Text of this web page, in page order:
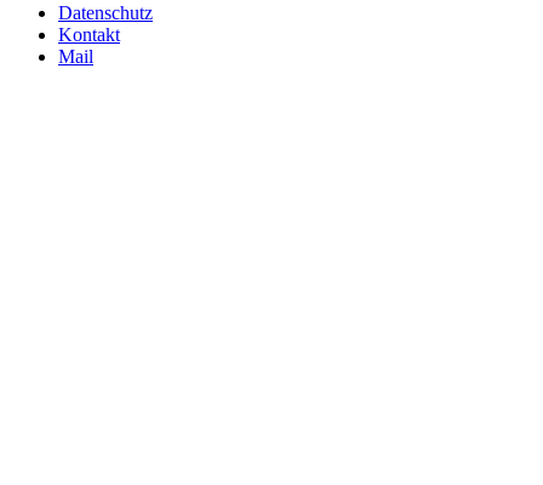
Datenschutz
Kontakt
Mail